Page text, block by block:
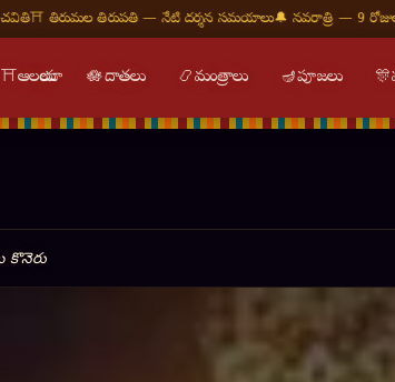
దర్శన సమయాలు🔔 నవరాత్రి — 9 రోజులు 9 అమ్మవారి రూపాలు🕉 ఓం
⛩ఆలయాలు 🪷దాతలు 📿మంత్రాలు 🪔పూజలు 🎊